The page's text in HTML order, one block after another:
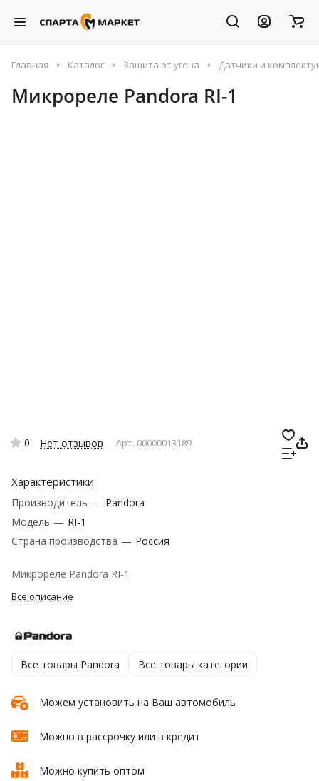
Главная Каталог Защита от угона Датчики и
Микрореле Pandora RI-1
0 Нет отзывов Арт. 00000013189
Характеристики
Производитель — Pandora
Модель — RI-1
Страна производства — Россия
Микрореле Pandora RI-1
Все описание
Все товары Pandora Все товары категории
Можем установить на Ваш автомобиль
Можно в рассрочку или в кредит
Можно купить оптом